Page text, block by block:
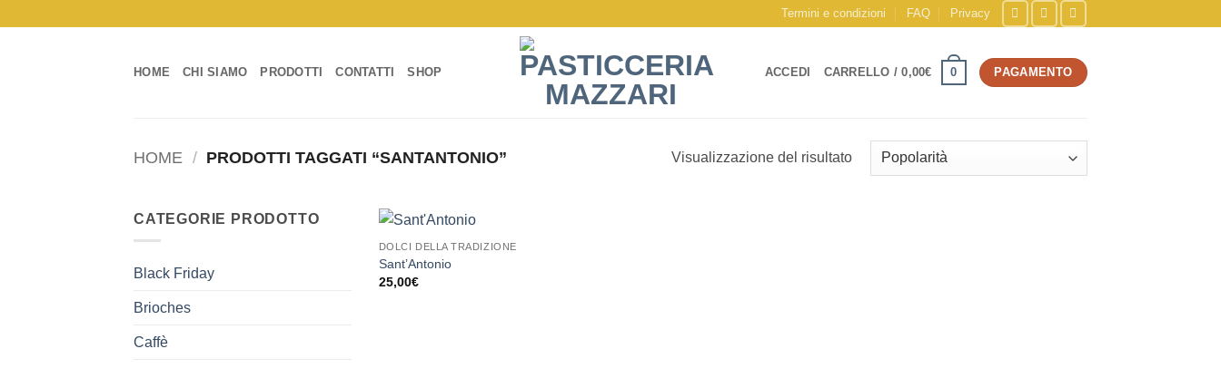
Termini e condizioni FAQ Privacy
HOME CHI SIAMO PRODOTTI CONTATTI SHOP ACCEDI CARRELLO /0,00€ 0 PAGAMENTO
HOME / PRODOTTI TAGGATI “SANTANTONIO” Visualizzazione del risultato
CATEGORIE PRODOTTO
Black Friday
Brioches
Caffè
DOLCI DELLA TRADIZIONE
Sant’Antonio
25,00€